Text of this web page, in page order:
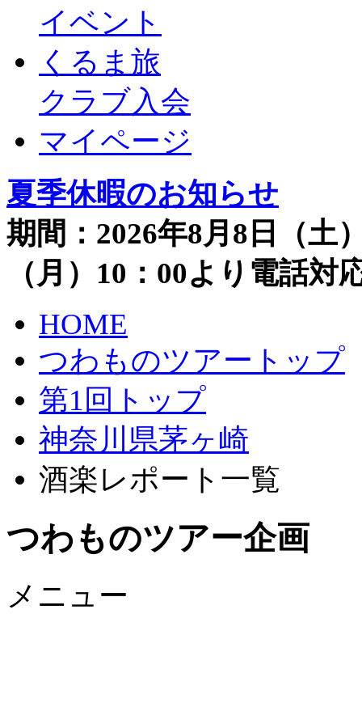
イベント
くるま旅
クラブ入会
マイページ
夏季休暇のお知らせ
期間：2026年8月8日（土
（月）10：00より電話
HOME
つわものツアートップ
第1回トップ
神奈川県茅ヶ崎
酒楽レポート一覧
つわものツアー企画
メニュー